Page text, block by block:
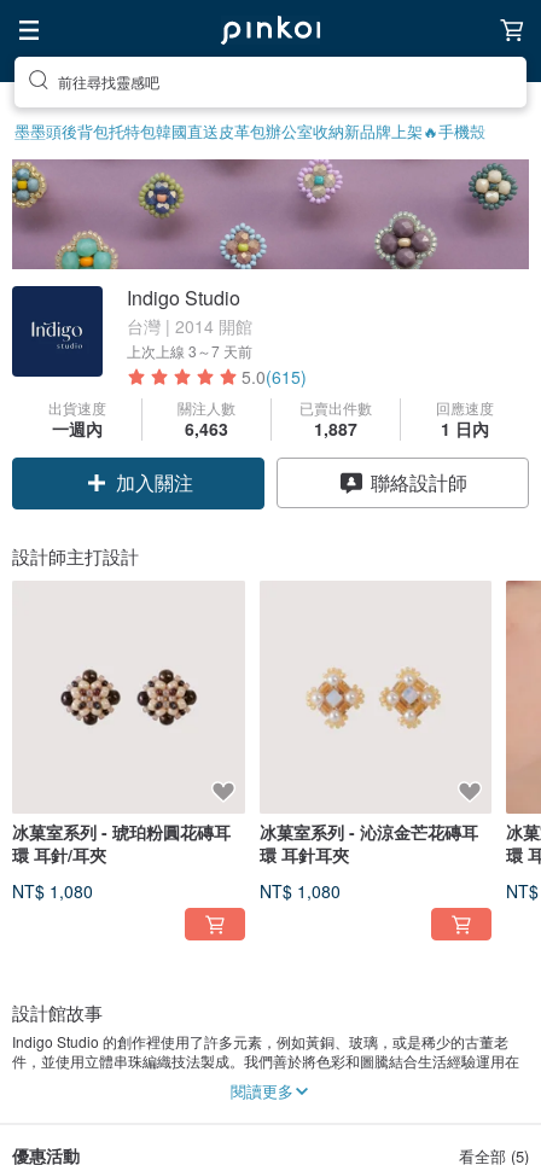
前往尋找靈感吧
墨墨頭後背包托特包韓國直送皮革包辦公室收納新品牌上架🔥手機殼
Indigo Studio
台灣 | 2014 開館
上次上線 3～7 天前
5.0(615)
出貨速度
一週內
關注人數
6,463
已賣出件數
1,887
回應速度
1 日內
加入關注 聯絡設計師
設計師主打設計
冰菓室系列 - 琥珀粉圓花磚耳
環 耳針/耳夾
NT$ 1,080
冰菓室系列 - 沁涼金芒花磚耳
環 耳針耳夾
NT$ 1,080
冰
環
設計館故事
Indigo Studio 的創作裡使用了許多元素，例如黃銅、玻璃，或是稀少的古董老
件，並使用立體串珠編織技法製成。我們善於將色彩和圖騰結合生活經驗運用在
飾品設計上，推出的作品都是以系列主題為主，讓色彩多樣的飾品也能呈現大人
對我而言，靛色是極為特別的。從童年起，每當我凝視著這個色彩，我總是不禁
閱讀更多
優惠活動 看全部 (5)